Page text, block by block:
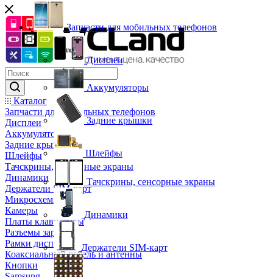
Каталог
Запчасти для мобильных телефонов
Дисплеи
Аккумуляторы
Задние крышки
Шлейфы
Тачскрины, сенсорные экраны
Динамики
Держатели SIM-карт
Микросхемы
Камеры
Платы клавиатуры
Разъемы зарядки
Рамки дисплея
Коаксиальный кабель и антенны
Кнопки
Запчасти для мобильных телефонов
Дисплеи
Аккумуляторы
Задние крышки
Шлейфы
Тачскрины, сенсорные экраны
Динамики
Держатели SIM-карт